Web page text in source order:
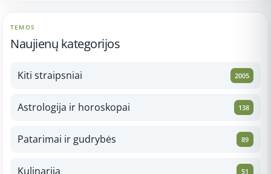
TEMOS
Naujienų kategorijos
Kiti straipsniai 2005
Astrologija ir horoskopai 138
Patarimai ir gudrybės 89
Kulinarija 51